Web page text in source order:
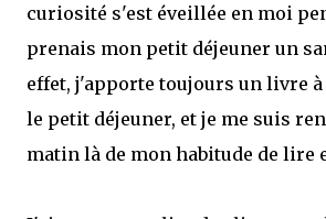
curiosité s'est éveillée en moi
prenais mon petit déjeuner un
effet, j'apporte toujours un livre
le petit déjeuner, et je me suis
matin là de mon habitude de lire